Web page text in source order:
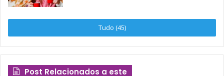
Tudo (45)
Post Relacionados a este